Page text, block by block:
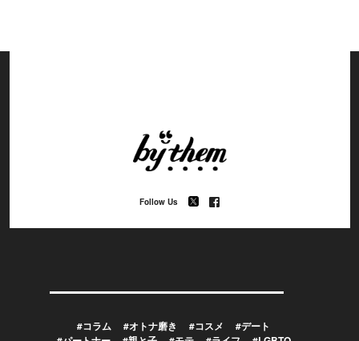
Follow Us
#コラム #オトナ磨き #コスメ
#デート